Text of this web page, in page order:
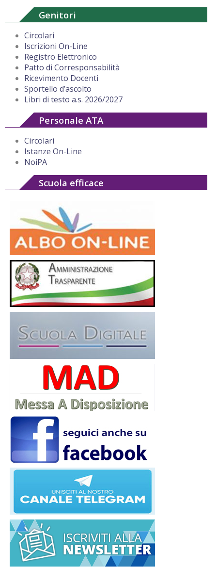
Genitori
Circolari
Iscrizioni On-Line
Registro Elettronico
Patto di Corresponsabilità
Ricevimento Docenti
Sportello d’ascolto
Libri di testo a.s. 2026/2027
Personale ATA
Circolari
Istanze On-Line
NoiPA
Scuola efficace